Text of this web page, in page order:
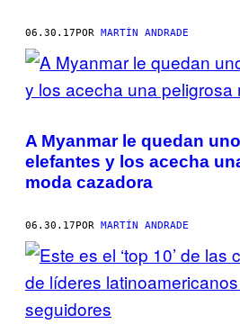
06.30.17POR MARTÍN ANDRADE
A Myanmar le quedan
elefantes y los acecha
moda cazadora
06.30.17POR MARTÍN ANDRADE